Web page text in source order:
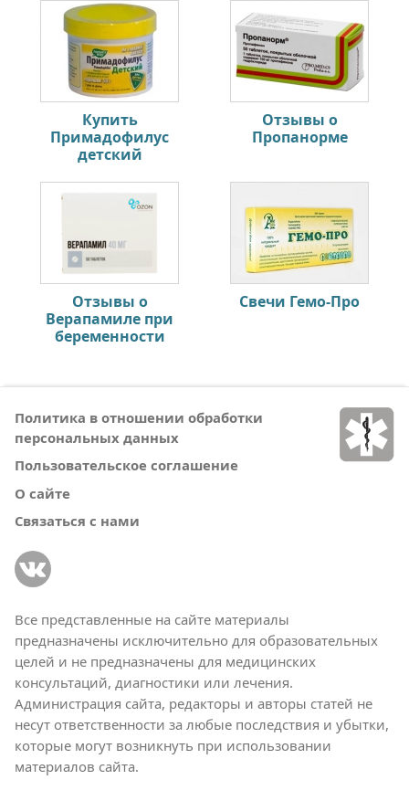
Купить
Примадофилус
детский
Отзывы о
Пропанорме
Отзывы о
Верапамиле при
беременности
Свечи Гемо-Про
Политика в отношении обработки
персональных данных
Пользовательское соглашение
О сайте
Связаться с нами
Все представленные на сайте материалы
предназначены исключительно для образовательных
целей и не предназначены для медицинских
консультаций, диагностики или лечения.
Администрация сайта, редакторы и авторы статей не
несут ответственности за любые последствия и убытки,
которые могут возникнуть при использовании
материалов сайта.